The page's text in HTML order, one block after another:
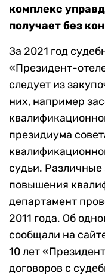
комплекс
получает без
За 2021 год
«Президент-
следует из
них, например
президиума
судьи.
повышения
департамент
2011 года. Об
сообщали на
10 лет
договоров с